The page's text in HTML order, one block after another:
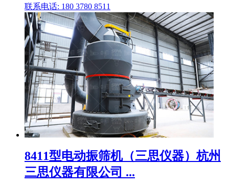
联系电话: 180 3780 8511
8411型电动振筛机（三思仪器）杭州
三思仪器有限公司 ...